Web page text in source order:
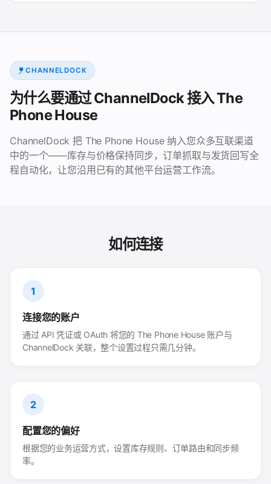
CHANNELDOCK
为什么要通过 ChannelDock 接入 The
Phone House
ChannelDock 把 The Phone House 纳入您众多互联渠道
中的一个——库存与价格保持同步，订单抓取与发货回写全
程自动化，让您沿用已有的其他平台运营工作流。
如何连接
1
连接您的账户
通过 API 凭证或 OAuth 将您的 The Phone House 账户与
ChannelDock 关联，整个设置过程只需几分钟。
2
配置您的偏好
根据您的业务运营方式，设置库存规则、订单路由和同步频
率。